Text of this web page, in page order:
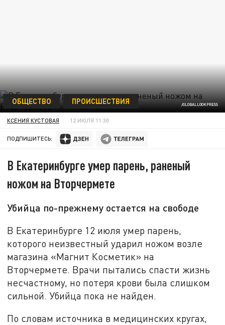
/GLOBALLOOKPRESS
ОБЩЕСТВО ПРОИСШЕСТВИЯ
КСЕНИЯ КУСТОВАЯ 12 ИЮЛЯ 11:30
ПОДПИШИТЕСЬ:
В Екатеринбурге умер парень, раненый
ножом на Вторчермете
Убийца по-прежнему остается на свободе
В Екатеринбурге 12 июля умер парень,
которого неизвестный ударил ножом возле
магазина «Магнит Косметик» на
Вторчермете. Врачи пытались спасти жизнь
несчастному, но потеря крови была слишком
сильной. Убийца пока не найден.
По словам источника в медицинских кругах,